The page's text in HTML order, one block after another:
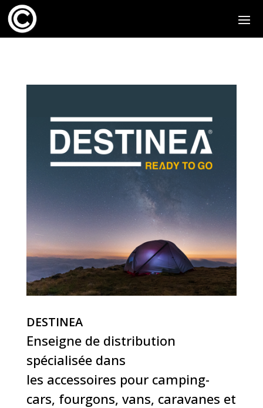
DESTINEA
Enseigne de distribution
spécialisée dans
les accessoires pour camping-
cars, fourgons, vans, caravanes et